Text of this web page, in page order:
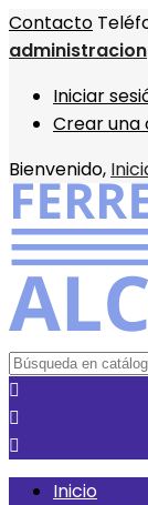
Contacto
Iniciar
Crear una
Bienvenido,



Inicio